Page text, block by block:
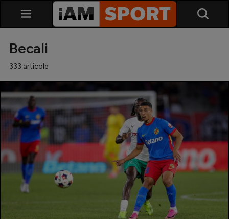
Cupa României
Echipa Națională
Becali
333 articole